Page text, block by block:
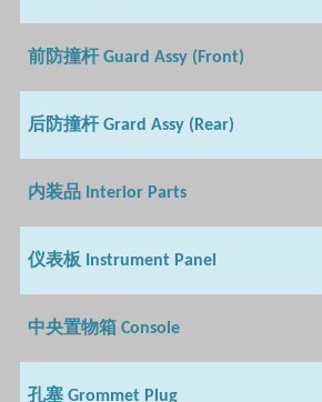
前防撞杆Guard Assy (Front)
后防撞杆Grard Assy (Rear)
内装品 Interior Parts
仪表板 Instrument Panel
中央置物箱 Console
孔塞 Grommet Plug